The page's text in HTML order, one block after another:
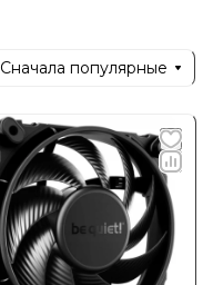
Сначала популярные